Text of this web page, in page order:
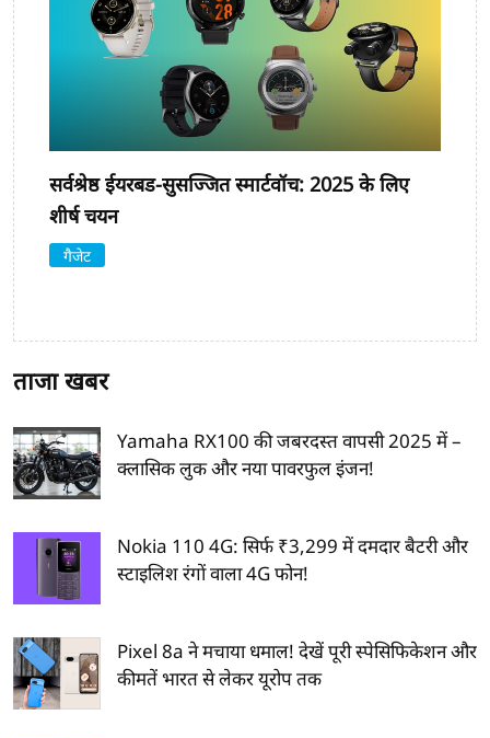
सर्वश्रेष्ठ ईयरबड-सुसज्जित स्मार्टवॉच: 2025 के लिए
शीर्ष चयन
गैजेट
ताजा खबर
Yamaha RX100 की जबरदस्त वापसी 2025 में –
क्लासिक लुक और नया पावरफुल इंजन!
Nokia 110 4G: सिर्फ ₹3,299 में दमदार बैटरी और
स्टाइलिश रंगों वाला 4G फोन!
Pixel 8a ने मचाया धमाल! देखें पूरी स्पेसिफिकेशन और
कीमतें भारत से लेकर यूरोप तक